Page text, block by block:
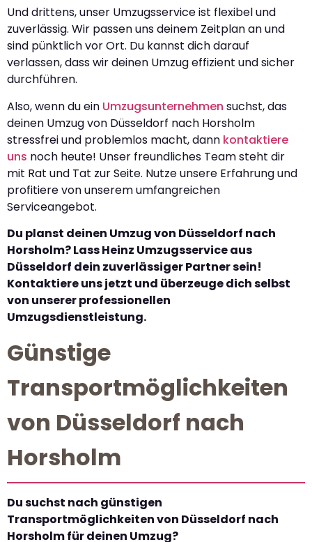
Und drittens, unser Umzugsservice ist flexibel und
zuverlässig. Wir passen uns deinem Zeitplan an und
sind pünktlich vor Ort. Du kannst dich darauf
verlassen, dass wir deinen Umzug effizient und sicher
durchführen.
Also, wenn du ein Umzugsunternehmen suchst, das
deinen Umzug von Düsseldorf nach Horsholm
stressfrei und problemlos macht, dann kontaktiere
uns noch heute! Unser freundliches Team steht dir
mit Rat und Tat zur Seite. Nutze unsere Erfahrung und
profitiere von unserem umfangreichen
Serviceangebot.
Du planst deinen Umzug von Düsseldorf nach
Horsholm? Lass Heinz Umzugsservice aus
Düsseldorf dein zuverlässiger Partner sein!
Kontaktiere uns jetzt und überzeuge dich selbst
von unserer professionellen
Umzugsdienstleistung.
Günstige
Transportmöglichkeiten
von Düsseldorf nach
Horsholm
Du suchst nach günstigen
Transportmöglichkeiten von Düsseldorf nach
Horsholm für deinen Umzug?